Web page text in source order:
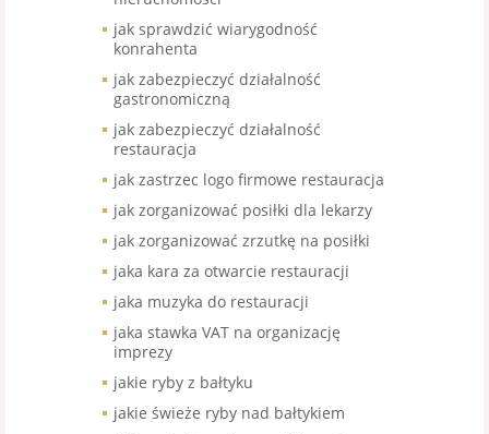
jak sprawdzić wiarygodność
konrahenta
jak zabezpieczyć działalność
gastronomiczną
jak zabezpieczyć działalność
restauracja
jak zastrzec logo firmowe restauracja
jak zorganizować posiłki dla lekarzy
jak zorganizować zrzutkę na posiłki
jaka kara za otwarcie restauracji
jaka muzyka do restauracji
jaka stawka VAT na organizację
imprezy
jakie ryby z bałtyku
jakie świeże ryby nad bałtykiem